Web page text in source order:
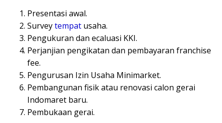
Presentasi awal.
Surveytempat usaha.
Pengukuran dan ecaluasi KKI.
Perjanjian pengikatan dan pembayaran franchise
fee.
Pengurusan Izin Usaha Minimarket.
Pembangunan fisik atau renovasi calon gerai
Indomaret baru.
Pembukaan gerai.